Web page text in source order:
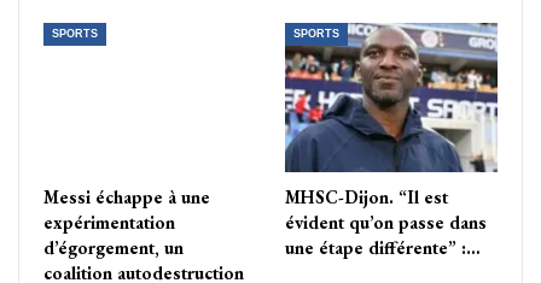
SPORTS
Messi échappe à une
expérimentation
d’égorgement, un
coalition autodestruction
SPORTS
MHSC-Dijon. “Il est
évident qu’on passe dans
une étape différente” :…